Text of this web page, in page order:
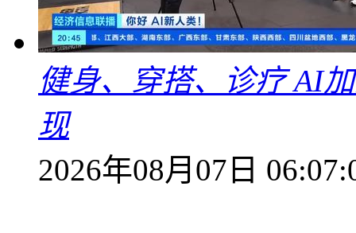
健身、穿搭、诊疗 AI
现
2026年08月07日